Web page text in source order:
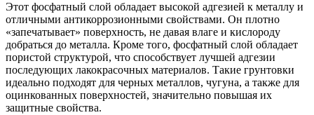
Этот фосфатный слой обладает высокой адгезией к металлу и
отличными антикоррозионными свойствами. Он плотно
«запечатывает» поверхность, не давая влаге и кислороду
добраться до металла. Кроме того, фосфатный слой обладает
пористой структурой, что способствует лучшей адгезии
последующих лакокрасочных материалов. Такие грунтовки
идеально подходят для черных металлов, чугуна, а также для
оцинкованных поверхностей, значительно повышая их
защитные свойства.